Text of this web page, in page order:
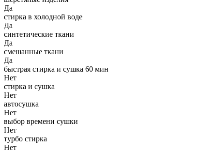
Да
стирка в холодной воде
Да
синтетические ткани
Да
смешанные ткани
Да
быстрая стирка и сушка 60 мин
Нет
стирка и сушка
Нет
автосушка
Нет
выбор времени сушки
Нет
турбо стирка
Нет